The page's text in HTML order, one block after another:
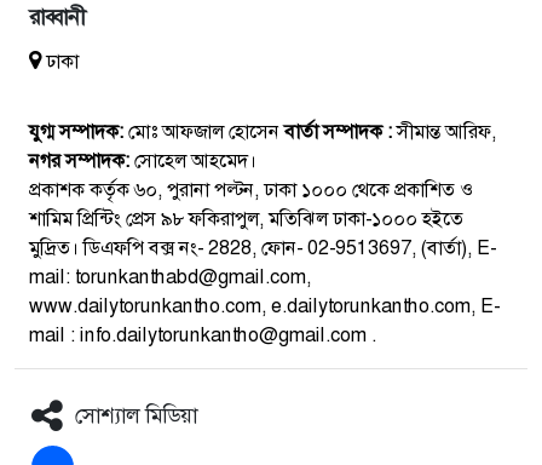
রাব্বানী
ঢাকা
যুগ্ম সম্পাদক:মোঃ আফজাল হোসেনবার্তা সম্পাদক :সীমান্ত আরিফ,
নগর সম্পাদক:সোহেল আহমেদ।
প্রকাশক কর্তৃক ৬০, পুরানা পল্টন, ঢাকা ১০০০ থেকে প্রকাশিত ও
শামিম প্রিন্টিং প্রেস ৯৮ ফকিরাপুল, মতিঝিল ঢাকা-১০০০ হইতে
মুদ্রিত। ডিএফপি বক্স নং- 2828, ফোন- 02-9513697, (বার্তা), E-
mail: torunkanthabd@gmail.com,
www.dailytorunkantho.com, e.dailytorunkantho.com, E-
mail : info.dailytorunkantho@gmail.com .
সোশ্যাল মিডিয়া